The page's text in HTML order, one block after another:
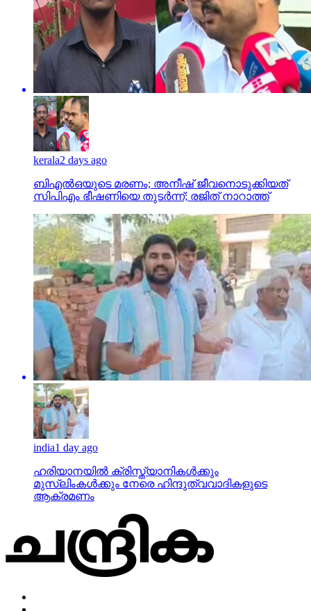
kerala2 days ago
ബിഎല്‍ഒയുടെ മരണം; അനീഷ് ജീവനൊടുക്കിയത്
സിപിഎം ഭീഷണിയെ തുടര്‍ന്ന്; രജിത് നാറാത്ത്
india1 day ago
ഹരിയാനയില്‍ ക്രിസ്ത്യാനികള്‍ക്കും
മുസ്‌ലിംകള്‍ക്കും നേരെ ഹിന്ദുത്വവാദികളുടെ
ആക്രമണം